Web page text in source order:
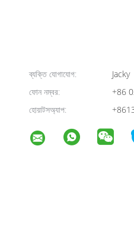
ব্যক্তি যোগাযোগ:
Jacky
ফোন নম্বর:
+86
হোয়াটসঅ্যাপ: